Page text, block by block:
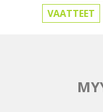
VAATTEET